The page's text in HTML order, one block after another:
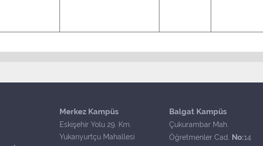
Merkez Kampüs
Eskişehir Yolu 29. Km.
Yukarıyurtçu Mahallesi
Balgat Kampüs
Çukurambar Mah.
Öğretmenler Cad. No:14